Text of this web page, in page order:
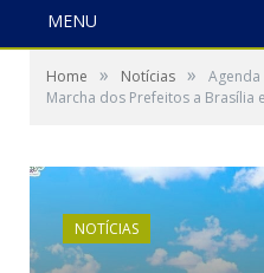
MENU
Home » Notícias »
Agenda
Marcha dos Prefeitos a Brasília
NOTÍCIAS